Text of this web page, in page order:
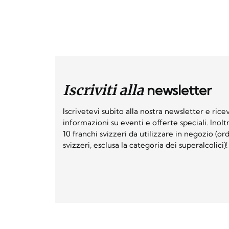
Iscriviti allanewsletter
Iscrivetevi subito alla nostra newsletter e
informazioni su eventi e offerte speciali.
10 franchi svizzeri da utilizzare in negozio
svizzeri, esclusa la categoria dei superalcolici)!